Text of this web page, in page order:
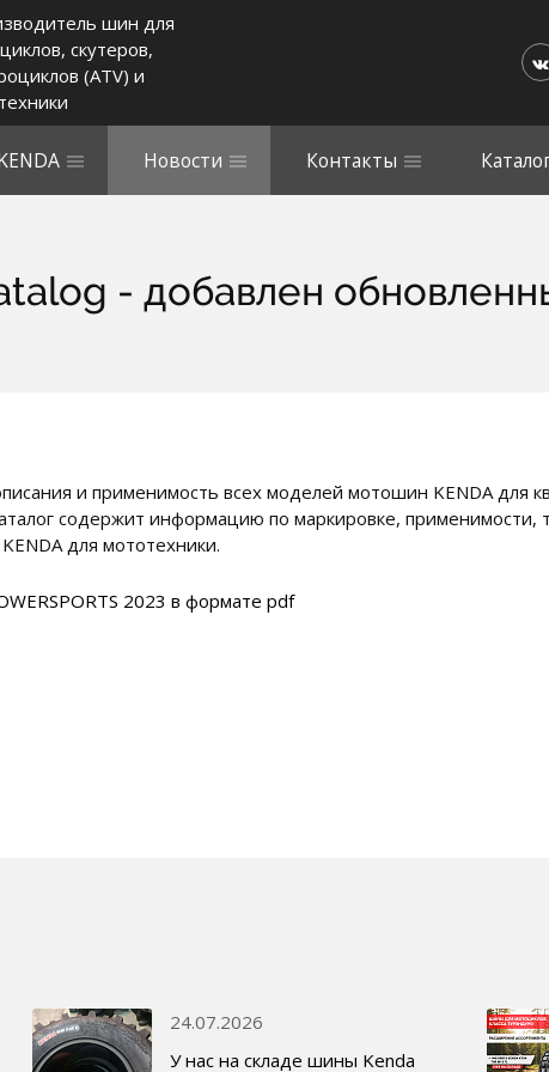
шин для
скутеров,
(ATV) и
Новости Контакты
- добавлен
и применимость всех моделей мотошин KENDA для
содержит информацию по маркировке, применимости,
для мототехники.
2023 в формате pdf
24.07.2026
У нас на складе шины Kenda